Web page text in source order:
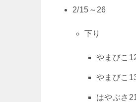
2/15～26
下り
やまびこ
やまびこ
はやぶさ